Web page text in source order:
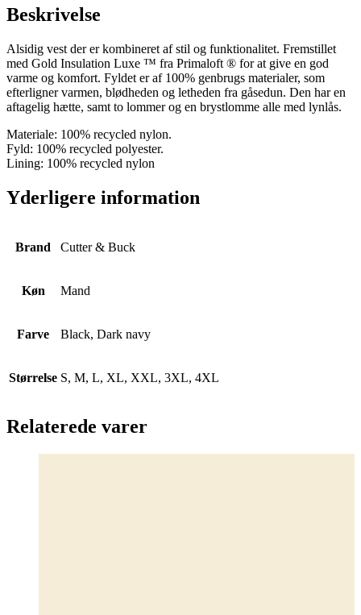
Beskrivelse
Alsidig vest der er kombineret af stil og funktionalitet. Fremstillet
med Gold Insulation Luxe ™ fra Primaloft ® for at give en god
varme og komfort. Fyldet er af 100% genbrugs materialer, som
efterligner varmen, blødheden og letheden fra gåsedun. Den har en
aftagelig hætte, samt to lommer og en brystlomme alle med lynlås.
Materiale: 100% recycled nylon.
Fyld: 100% recycled polyester.
Lining: 100% recycled nylon
Yderligere information
Brand Cutter & Buck
Køn Mand
Farve Black, Dark navy
Størrelse S, M, L, XL, XXL, 3XL, 4XL
Relaterede varer